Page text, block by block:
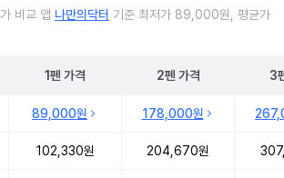
비교 앱 나만의닥터 기준 최저가 89,000원, 평균가
1펜 가격 2펜 가격 3
89,000원 178,000원
102,330원 204,670원